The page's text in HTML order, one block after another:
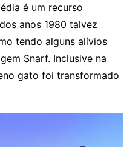
é um recurso
anos 1980 talvez
tendo alguns alívios
Snarf. Inclusive na
gato foi transformado